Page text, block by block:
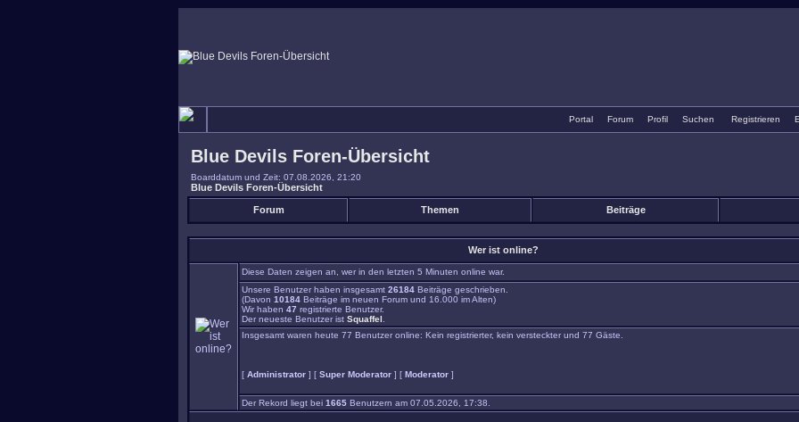
Portal Forum Profil Suchen Registrieren
Blue Devils Foren-Übersicht
Boarddatum und Zeit: 07.08.2026, 21:20
Blue Devils Foren-Übersicht
Forum Themen Beiträge
Wer ist online?
Diese Daten zeigen an, wer in den letzten 5 Minuten online war.
Unsere Benutzer haben insgesamt 26184 Beiträge geschrieben.
(Davon 10184 Beiträge im neuen Forum und 16.000 im Alten)
Wir haben 47 registrierte Benutzer.
Der neueste Benutzer ist Squaffel
Insgesamt waren heute 77 Benutzer online: Kein registrierter, kein versteckter und 77 Gäste.
[ Administrator ] [ Super Moderator ] [ Moderator ]
Der Rekord liegt bei 1665 Benutzern am 07.05.2026, 17:38.